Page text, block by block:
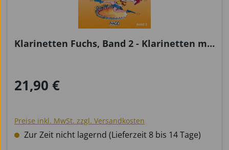
Klarinetten Fuchs, Band 2 - Klarinetten mit
Regulärer Preis:
21,90 €
Preise inkl. MwSt. zzgl. Versandkosten
Zur Zeit nicht lagernd (Lieferzeit 8 bis 14 Tage)